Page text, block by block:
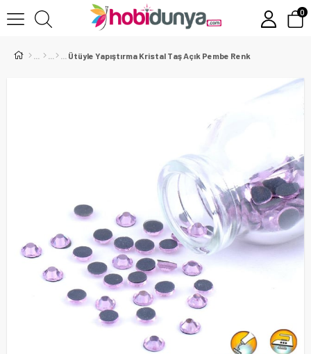
0
Ütüyle Yapıştırma Kristal Taş Açık Pembe Renk